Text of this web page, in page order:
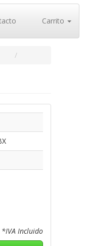
Carrito
*IVA Incluido